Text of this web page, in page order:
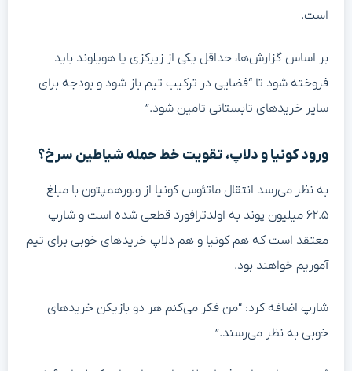
است.
بر اساس گزارش‌ها، حداقل یکی از زیرکزی یا هویلوند باید
فروخته شود تا “فضایی در ترکیب تیم باز شود و بودجه برای
سایر خریدهای تابستانی تامین شود.”
ورود کونیا و دلاپ، تقویت خط حمله شیاطین سرخ؟
به نظر می‌رسد انتقال ماتئوس کونیا از ولورهمپتون با مبلغ
۶۲.۵ میلیون پوند به اولدترافورد قطعی شده است و شارپ
معتقد است که هم کونیا و هم دلاپ خریدهای خوبی برای تیم
آموریم خواهند بود.
شارپ اضافه کرد: “من فکر می‌کنم هر دو بازیکن خریدهای
خوبی به نظر می‌رسند.”